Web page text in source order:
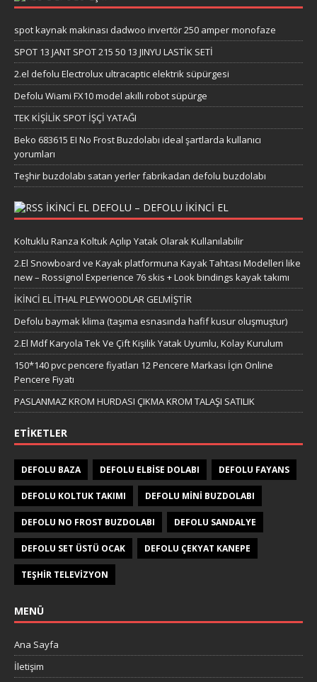
spot kaynak makinası dadwoo invertör 250 amper monofaze
SPOT 13 JANT SPOT 215 50 13 JINYU LASTİK SETİ
2.el defolu Electrolux ultracaptic elektrik süpürgesi
Defolu Wiami FX10 model akıllı robot süpürge
TEK KİŞİLİK SPOT İŞÇİ YATAĞI
Beko 683615 EI No Frost Buzdolabı ideal şartlarda kullanıcı
yorumları
Teşhir buzdolabı satan yerler fabrikadan defolu buzdolabı
IKINCI EL DEFOLU – DEFOLU IKINCI EL
Koltuklu Ranza Koltuk Açılıp Yatak Olarak Kullanılabilir
2.El Snowboard ve Kayak platformuna Kayak Tahtası Modelleri like
new – Rossignol Experience 76 skis + Look bindings kayak takımı
İKİNCİ EL İTHAL PLEYWOODLAR GELMİŞTİR
Defolu baymak klima (taşıma esnasında hafif kusur oluşmuştur)
2.El Mdf Karyola Tek Ve Çift Kişilik Yatak Uyumlu, Kolay Kurulum
150*140 pvc pencere fiyatları 12 Pencere Markası İçin Online
Pencere Fiyatı
PASLANMAZ KROM HURDASI ÇIKMA KROM TALAŞI SATILIK
ETIKETLER
DEFOLU BAZA DEFOLU ELBISE DOLABI DEFOLU FAYANS
DEFOLU KOLTUK TAKIMI DEFOLU MINI BUZDOLABI
DEFOLU NO FROST BUZDOLABI DEFOLU SANDALYE
DEFOLU SET ÜSTÜ OCAK DEFOLU ÇEKYAT KANEPE
TEŞHIR TELEVIZYON
MENÜ
Ana Sayfa
İletişim